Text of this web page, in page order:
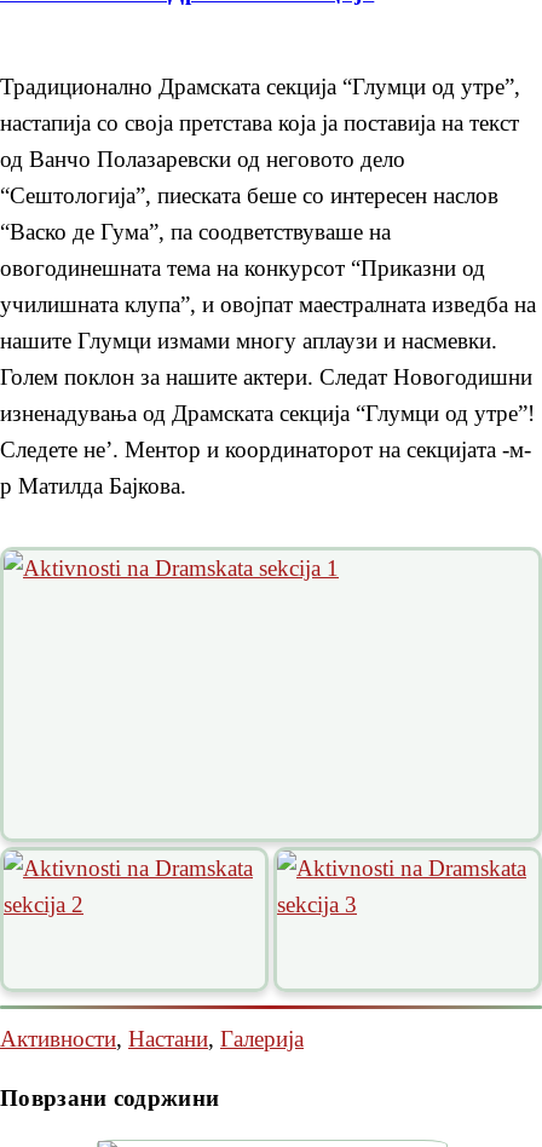
Традиционално Драмската секција “Глумци од утре”,
настапија со своја претстава која ја поставија на текст
од Ванчо Полазаревски од неговото дело
“Сештологија”, пиеската беше со интересен наслов
“Васко де Гума”, па соодветствуваше на
овогодинешната тема на конкурсот “Приказни од
училишната клупа”, и овојпат маестралната изведба на
нашите Глумци измами многу аплаузи и насмевки.
Голем поклон за нашите актери. Следат Новогодишни
изненадувања од Драмската секција “Глумци од утре”!
Следете не’. Ментор и координаторот на секцијата -м-
р Матилда Бајкова.
Активности, Настани, Галерија
Поврзани содржини